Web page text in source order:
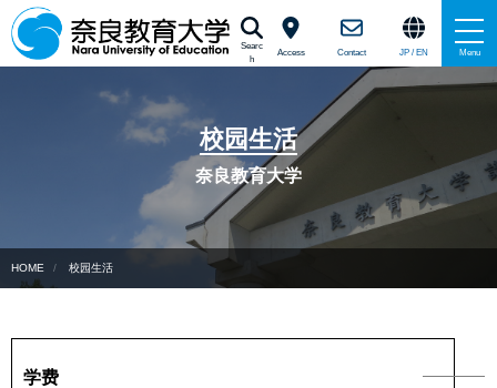
Searc
h
Access Contact JP / EN Menu
大学手册
关于奈良教育大学
在奈良教育大学学习
独具特色的教学和研究
校园生活
奈良教育大学
HOME 校园生活
学费